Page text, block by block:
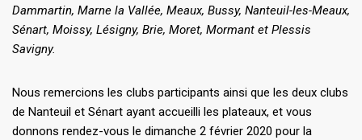
Dammartin, Marne la Vallée, Meaux, Bussy, Nanteuil-les-Meaux,
Sénart, Moissy, Lésigny, Brie, Moret, Mormant et Plessis
Savigny.
Nous remercions les clubs participants ainsi que les deux clubs
de Nanteuil et Sénart ayant accueilli les plateaux, et vous
donnons rendez-vous le dimanche 2 février 2020 pour la